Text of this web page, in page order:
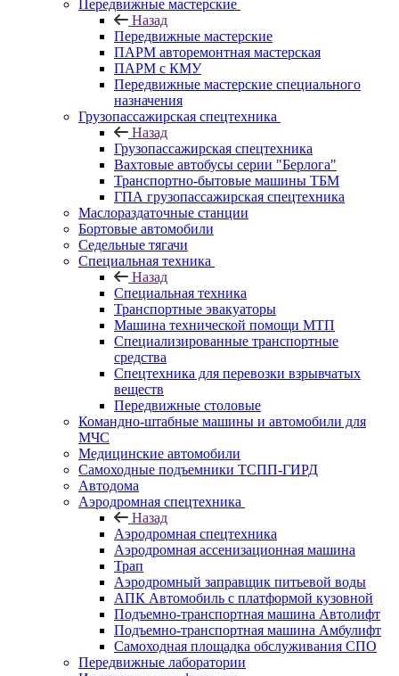
Передвижные мастерские
Назад
Передвижные мастерские
ПАРМ авторемонтная мастерская
ПАРМ с КМУ
Передвижные мастерские специального
назначения
Грузопассажирская спецтехника
Назад
Грузопассажирская спецтехника
Вахтовые автобусы серии "Берлога"
Транспортно-бытовые машины ТБМ
ГПА грузопассажирская спецтехника
Маслораздаточные станции
Бортовые автомобили
Седельные тягачи
Специальная техника
Назад
Специальная техника
Транспортные эвакуаторы
Машина технической помощи МТП
Специализированные транспортные
средства
Спецтехника для перевозки взрывчатых
веществ
Передвижные столовые
Командно-штабные машины и автомобили для
МЧС
Медицинские автомобили
Самоходные подъемники ТСПП-ГИРД
Автодома
Аэродромная спецтехника
Назад
Аэродромная спецтехника
Аэродромная ассенизационная машина
Трап
Аэродромный заправщик питьевой воды
АПК Автомобиль с платформой кузовной
Подъемно-транспортная машина Автолифт
Подъемно-транспортная машина Амбулифт
Самоходная площадка обслуживания СПО
Передвижные лаборатории